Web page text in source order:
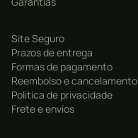
Site Seguro
Prazos de entrega
Formas de pagamento
Reembolso e cancelamento
Politica de privacidade
Frete e envíos